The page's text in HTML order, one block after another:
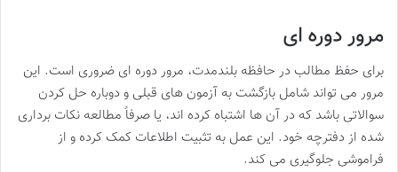
مرور دوره ای
برای حفظ مطالب در حافظه بلندمدت، مرور دوره ای ضروری است. این
مرور می تواند شامل بازگشت به آزمون های قبلی و دوباره حل کردن
سوالاتی باشد که در آن ها اشتباه کرده اند، یا صرفاً مطالعه نکات برداری
شده از دفترچه خود. این عمل به تثبیت اطلاعات کمک کرده و از
فراموشی جلوگیری می کند.